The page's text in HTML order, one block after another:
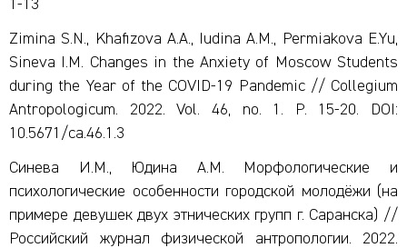
1-13
Zimina S.N., Khafizova A.A., Iudina A.M., Permiakova E.Yu,
Sineva I.M. Changes in the Anxiety of Moscow Students
during the Year of the COVID-19 Pandemic // Collegium
Antropologicum. 2022. Vol. 46, no. 1. P. 15-20. DOI:
10.5671/ca.46.1.3
Синева И.М., Юдина А.М. Морфологические и
психологические особенности городской молодёжи (на
примере девушек двух этнических групп г. Саранска) //
Российский журнал физической антропологии. 2022.